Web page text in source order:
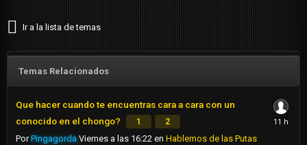
Ir a la lista de temas
Temas Relacionados
Que hacer cuando te encuentras cara a cara con un
conocido en el chongo?
1 2
PorPingagorda Viernes a las 16:22 en Hablemos de las Putas